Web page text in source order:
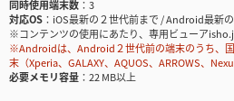
同時使用端末数
3
対応OS
iOS最新の２世代前まで / Android最新
※コンテンツの使用にあたり、専用ビューア
※Androidは、Android２世代前の端末のうち、
末（Xperia、GALAXY、AQUOS、ARROWS、
必要メモリ容量
22 MB以上